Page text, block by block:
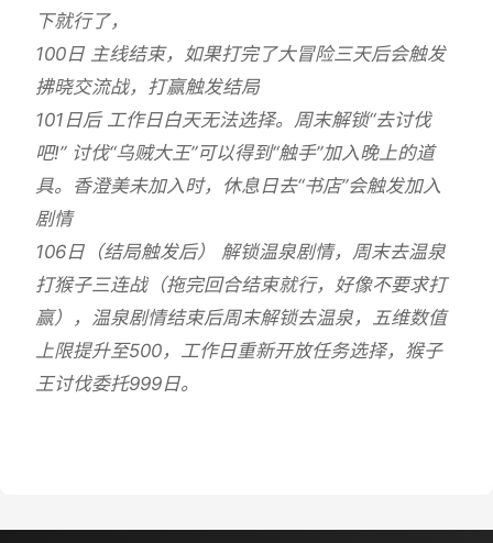
下就行了，
100日 主线结束，如果打完了大冒险三天后会触发
拂晓交流战，打赢触发结局
101日后 工作日白天无法选择。周末解锁“去讨伐
吧!” 讨伐“乌贼大王”可以得到“触手”加入晚上的道
具。香澄美未加入时，休息日去“书店”会触发加入
剧情
106日（结局触发后） 解锁温泉剧情，周末去温泉
打猴子三连战（拖完回合结束就行，好像不要求打
赢），温泉剧情结束后周末解锁去温泉，五维数值
上限提升至500，工作日重新开放任务选择，猴子
王讨伐委托999日。